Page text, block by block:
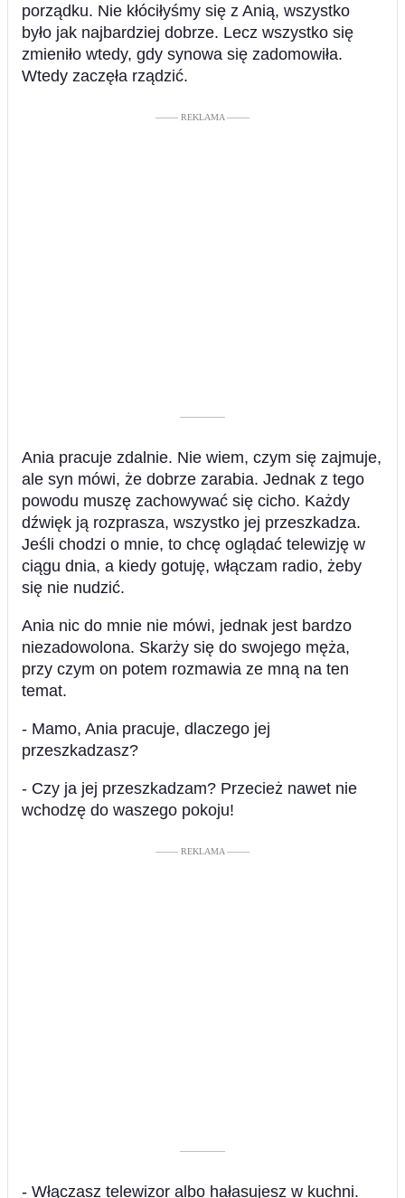
porządku. Nie kłóciłyśmy się z Anią, wszystko
było jak najbardziej dobrze. Lecz wszystko się
zmieniło wtedy, gdy synowa się zadomowiła.
Wtedy zaczęła rządzić.
––––– REKLAMA –––––
––––––––––
Ania pracuje zdalnie. Nie wiem, czym się zajmuje,
ale syn mówi, że dobrze zarabia. Jednak z tego
powodu muszę zachowywać się cicho. Każdy
dźwięk ją rozprasza, wszystko jej przeszkadza.
Jeśli chodzi o mnie, to chcę oglądać telewizję w
ciągu dnia, a kiedy gotuję, włączam radio, żeby
się nie nudzić.
Ania nic do mnie nie mówi, jednak jest bardzo
niezadowolona. Skarży się do swojego męża,
przy czym on potem rozmawia ze mną na ten
temat.
- Mamo, Ania pracuje, dlaczego jej
przeszkadzasz?
- Czy ja jej przeszkadzam? Przecież nawet nie
wchodzę do waszego pokoju!
––––– REKLAMA –––––
––––––––––
- Włączasz telewizor albo hałasujesz w kuchni.